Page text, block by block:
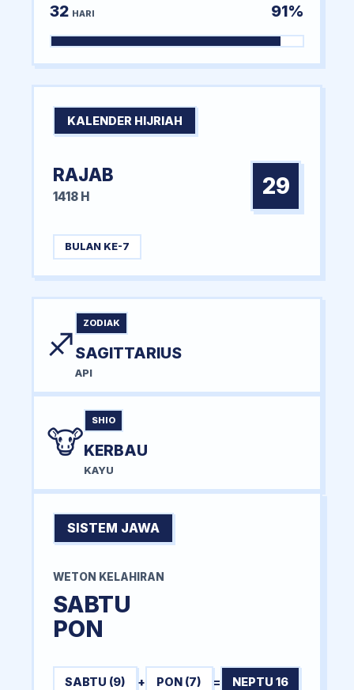
32 HARI 91%
KALENDER HIJRIAH
RAJAB
1418 H 29
BULAN KE-7
♐
ZODIAK
SAGITTARIUS
API
🐮
SHIO
KERBAU
KAYU
SISTEM JAWA
WETON KELAHIRAN
SABTU
PON
SABTU (9) + PON (7) = NEPTU 16